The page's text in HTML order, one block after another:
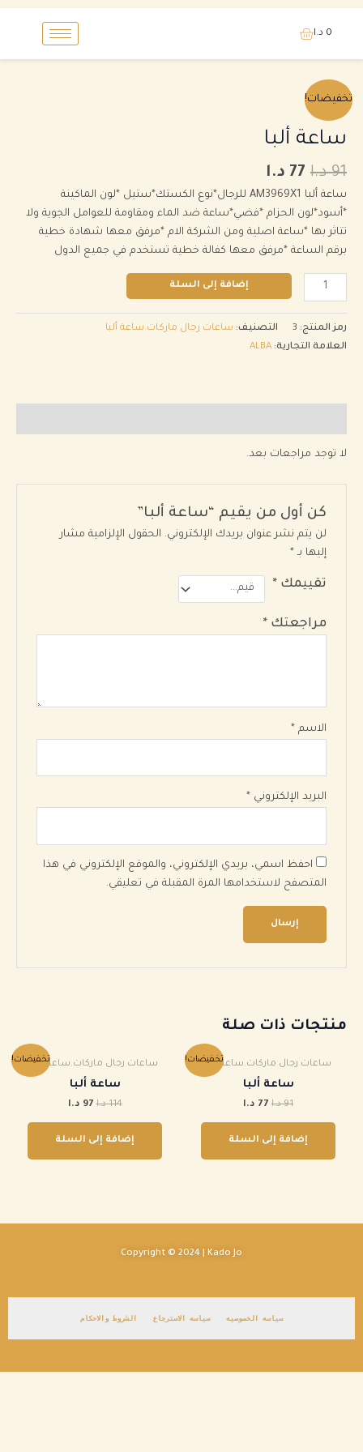
0 د.ا
تخفيضات!
ساعة ألبا
91 د.ا
السعر
الأصلي
هو:
91 د.ا.
77 د.ا
هو:
ساعة ألبا AM3969X1 للرجال*نوع الكستك*ستيل *لون الماكينة
*أسود*لون الحزام *فضي*ساعة ضد الماء ومقاومة للعوامل الجوية ولا
تتاثر بها *ساعة اصلية ومن الشركة الام *مرفق معها شهادة خطية
برقم الساعة *مرفق معها كفالة خطية تستخدم في جميع الدول
كمية
ساعة
إضافة إلى السلة
رمز المنتج: 3 التصنيف: ساعات رجال ماركات.ساعة ألبا
العلامة التجارية: ALBA
لا توجد مراجعات بعد.
كن أول من يقيم “ساعة ألبا”
لن يتم نشر عنوان بريدك الإلكتروني. الحقول الإلزامية مشار
إليها بـ *
تقييمك*
مراجعتك*
الاسم*
البريد الإلكتروني *
احفظ اسمي، بريدي الإلكتروني، والموقع الإلكتروني في هذا
المتصفح لاستخدامها المرة المقبلة في تعليقي.
منتجات ذات صلة
تخفيضات!ساعات رجال ماركات.ساعة ألبا
ساعة ألبا
91 د.ا
الأصلي
هو:
77 د.ا
السعر
الحالي
إضافة إلى السلة
تخفيضات!ساعات رجال ماركات.ساعة ألبا
ساعة ألبا
114 د.ا
الأصلي
هو:
97 د.ا
السعر
الحالي
إضافة إلى السلة
Copyright © 2024 | Kado Jo
سياسه الخصوصيه سياسه الاسترجاع الشروط والاحكام